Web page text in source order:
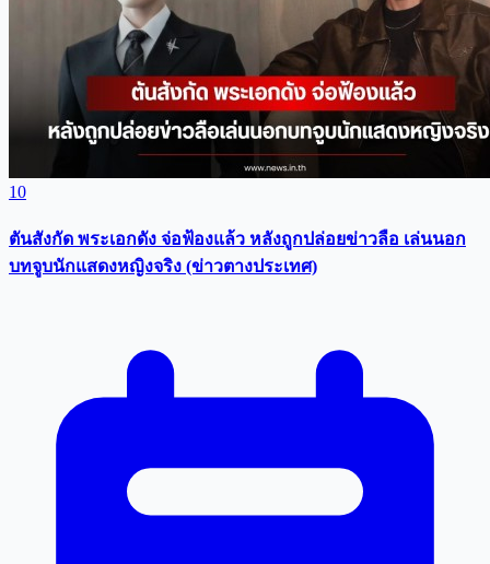
10
ตันสังกัด พระเอกดัง จ่อฟ้องแล้ว หลังถูกปล่อยข่าวลือ เล่นนอก
บทจูบนักแสดงหญิงจริง (ข่าวตางประเทศ)